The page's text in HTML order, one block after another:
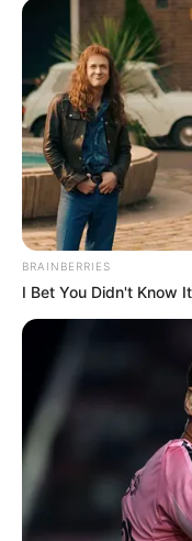
BRAINBERRIES
I Bet You Didn't Know